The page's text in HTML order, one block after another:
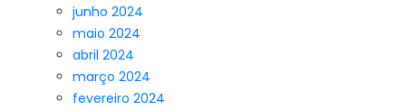
junho 2024
maio 2024
abril 2024
março 2024
fevereiro 2024